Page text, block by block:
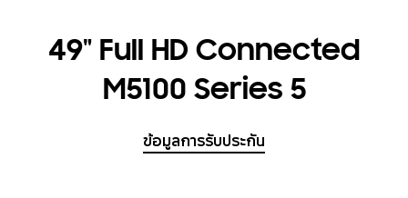
49" Full HD Connected
M5100 Series 5
ข้อมูลการรับประกัน